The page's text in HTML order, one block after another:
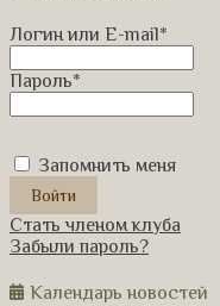
Логин или E-mail*
Пароль*
Запомнить меня
Стать членом клуба
Забыли пароль?
Календарь новостей